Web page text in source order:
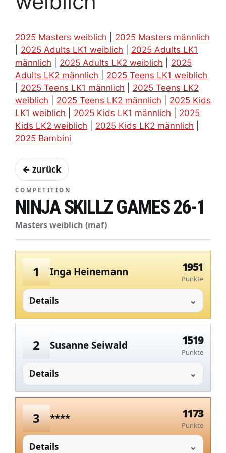
2025 Masters weiblich
2025 Masters männlich
2025 Adults LK1 weiblich
2025 Adults LK1
männlich
2025 Adults LK2 weiblich
2025
Adults LK2 männlich
2025 Teens LK1 weiblich
2025 Teens LK1 männlich
2025 Teens LK2
weiblich
2025 Teens LK2 männlich
2025 Kids
LK1 weiblich
2025 Kids LK1 männlich
2025
Kids LK2 weiblich
2025 Kids LK2 männlich
2025 Bambini
← zurück
COMPETITION
NINJA SKILLZ GAMES 26-1
Masters weiblich (maf)
1 Inga Heinemann 1951
Punkte
Details
2 Susanne Seiwald 1519
Punkte
Details
3 **** 1173
Punkte
Details